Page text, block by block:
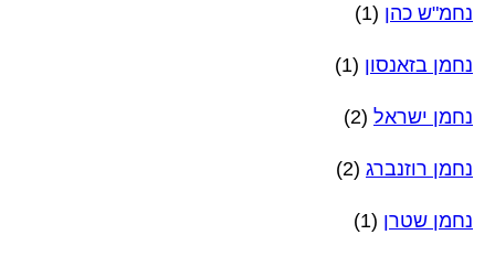
נחמ"ש כהן (1)
נחמן בזאנסון (1)
נחמן ישראל (2)
נחמן רוזנברג (2)
נחמן שטרן (1)